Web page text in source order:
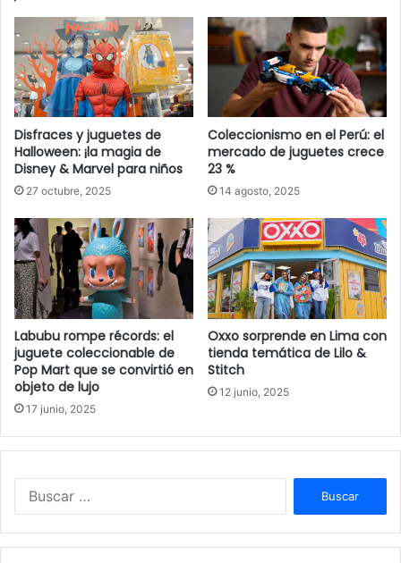
Disfraces y juguetes de
Halloween: ¡la magia de
Disney & Marvel para niños
27 octubre, 2025
Coleccionismo en el Perú: el
mercado de juguetes crece
23 %
14 agosto, 2025
Labubu rompe récords: el
juguete coleccionable de
Pop Mart que se convirtió en
objeto de lujo
17 junio, 2025
Oxxo sorprende en Lima con
tienda temática de Lilo &
Stitch
12 junio, 2025